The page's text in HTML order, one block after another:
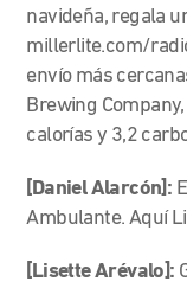
navideña, regala
millerlite.com/
envío más
Brewing
calorías y 3,2
[Daniel Alarcón]:
Ambulante. Aquí
[Lisette Arévalo]: